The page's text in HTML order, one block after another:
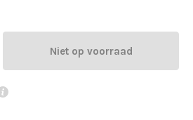
Niet op voorraad